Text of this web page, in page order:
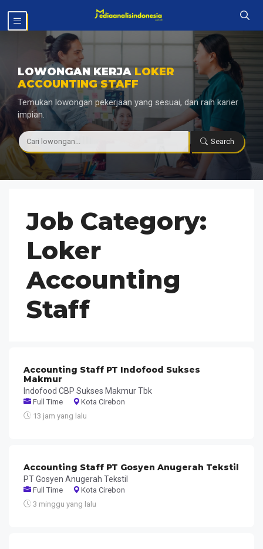
isi
MENU
LOWONGAN KERJA LOKER
ACCOUNTING STAFF
Temukan lowongan pekerjaan yang sesuai, dan raih karier
impian.
Search
Job Category:
Loker
Accounting
Staff
Accounting Staff PT Indofood Sukses
Makmur
Indofood CBP Sukses Makmur Tbk
Full Time
Kota Cirebon
13 jam yang lalu
Accounting Staff PT Gosyen Anugerah Tekstil
PT Gosyen Anugerah Tekstil
Full Time
Kota Cirebon
3 minggu yang lalu